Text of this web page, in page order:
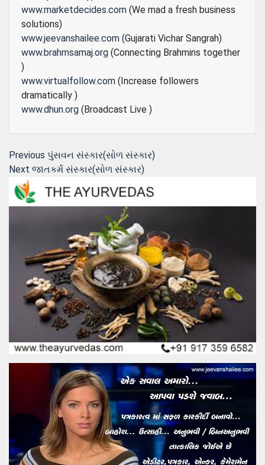
www.marketdecides.com (We mad a fresh business
solutions)
www.jeevanshailee.com (Gujarati Vichar Sangrah)
www.brahmsamaj.org (Connecting Brahmins together
)
www.virtualfollow.com (Increase followers
dramatically )
www.dhun.org (Broadcast Live )
Post
navigation
Previous Previous
post:
પુંસવન સંસ્‍કાર(સોળ સંસ્કાર)
Next Next
જાતકર્મ સંસ્કાર(સોળ સંસ્કાર)